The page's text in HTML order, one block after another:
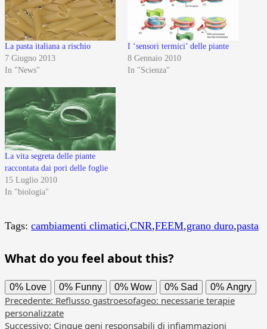
La pasta italiana a rischio
7 Giugno 2013
In "News"
I ‘sensori termici’ delle piante
8 Gennaio 2010
In "Scienza"
La vita segreta delle piante
raccontata dai pori delle foglie
15 Luglio 2010
In "biologia"
Tags: cambiamenti climatici,CNR,FEEM,grano duro,pasta
What do you feel about this?
0% Love 0% Funny 0% Wow 0% Sad 0% Angry
Navigazione
Precedente: Reflusso gastroesofageo: necessarie terapie
personalizzate
Successivo: Cinque geni responsabili di infiammazioni